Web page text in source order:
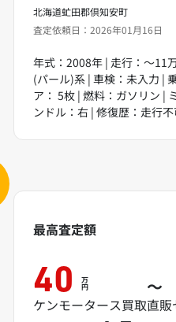
北海道虻田郡倶知安町
査定依頼日：2026年01月16日
年式：2008年 | 走行：～11
(パール)系 | 車検：未入力 |
ア： 5枚 | 燃料：ガソリン |
ンドル：右 | 修復歴：走行
最高査定額
40 万
円 ～
ケンモータース買取直販